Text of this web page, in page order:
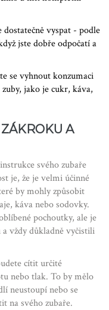
vyspat - podle
jste dobře odpočatí a
se vyhnout konzumaci
jako je cukr, káva,
A
svého zubaře
je, že je velmi účinné
by mohly způsobit
káva nebo sodovky.
pochoutky, ale je
vždy důkladně vyčistili
cítit určité
nebo tlak. To by mělo
neustoupí nebo se
na svého zubaře.